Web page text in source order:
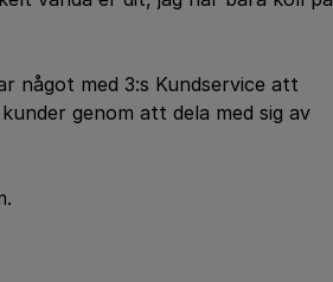
något med 3:s Kundservice att
genom att dela med sig av